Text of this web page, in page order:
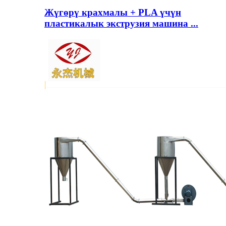
Жүгөрү крахмалы + PLA үчүн
пластикалык экструзия машина ...